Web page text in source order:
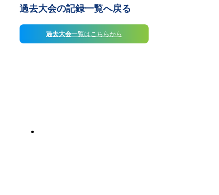
過去大会の記録一覧へ戻る
過去大会一覧はこちらから